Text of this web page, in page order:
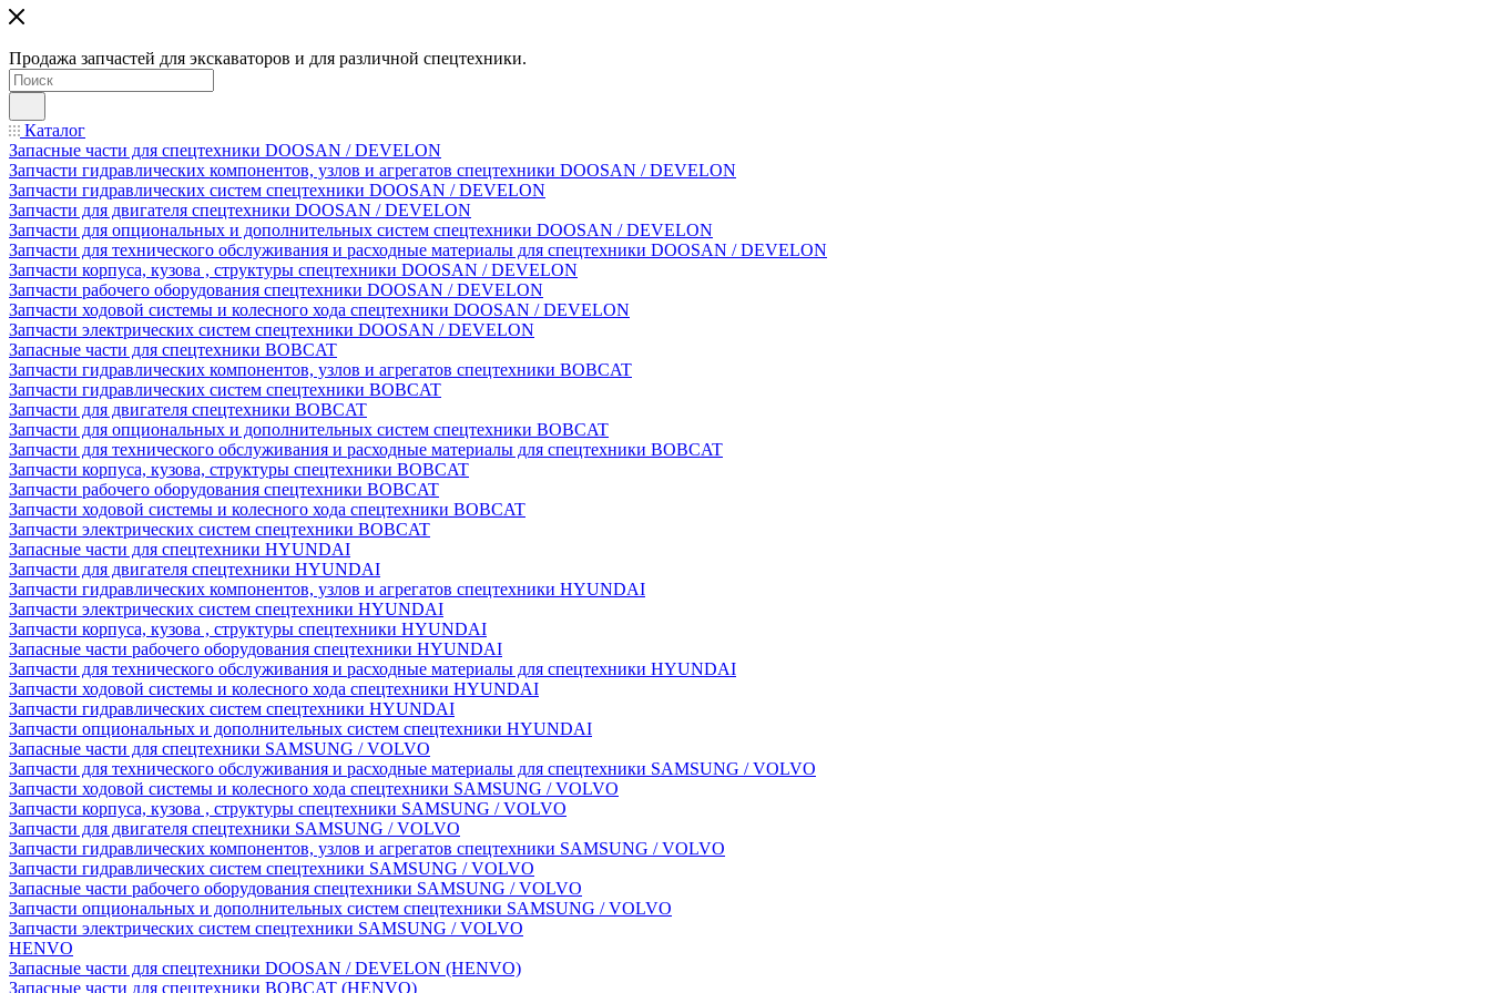
Продажа запчастей для экскаваторов и для различной спецтехники.
Каталог
Запасные части для спецтехники DOOSAN / DEVELON
Запчасти гидравлических компонентов, узлов и агрегатов спецтехники DOOSAN / DEVELON
Запчасти гидравлических систем спецтехники DOOSAN / DEVELON
Запчасти для двигателя спецтехники DOOSAN / DEVELON
Запчасти для опциональных и дополнительных систем спецтехники DOOSAN / DEVELON
Запчасти для технического обслуживания и расходные материалы для спецтехники DOOSAN / DEVELON
Запчасти корпуса, кузова , структуры спецтехники DOOSAN / DEVELON
Запчасти рабочего оборудования спецтехники DOOSAN / DEVELON
Запчасти ходовой системы и колесного хода спецтехники DOOSAN / DEVELON
Запчасти электрических систем спецтехники DOOSAN / DEVELON
Запасные части для спецтехники BOBCAT
Запчасти гидравлических компонентов, узлов и агрегатов спецтехники BOBCAT
Запчасти гидравлических систем спецтехники BOBCAT
Запчасти для двигателя спецтехники BOBCAT
Запчасти для опциональных и дополнительных систем спецтехники BOBCAT
Запчасти для технического обслуживания и расходные материалы для спецтехники BOBCAT
Запчасти корпуса, кузова, структуры спецтехники BOBCAT
Запчасти рабочего оборудования спецтехники BOBCAT
Запчасти ходовой системы и колесного хода спецтехники BOBCAT
Запчасти электрических систем спецтехники BOBCAT
Запасные части для спецтехники HYUNDAI
Запчасти для двигателя спецтехники HYUNDAI
Запчасти гидравлических компонентов, узлов и агрегатов спецтехники HYUNDAI
Запчасти электрических систем спецтехники HYUNDAI
Запчасти корпуса, кузова , структуры спецтехники HYUNDAI
Запасные части рабочего оборудования спецтехники HYUNDAI
Запчасти для технического обслуживания и расходные материалы для спецтехники HYUNDAI
Запчасти ходовой системы и колесного хода спецтехники HYUNDAI
Запчасти гидравлических систем спецтехники HYUNDAI
Запчасти опциональных и дополнительных систем спецтехники HYUNDAI
Запасные части для спецтехники SAMSUNG / VOLVO
Запчасти для технического обслуживания и расходные материалы для спецтехники SAMSUNG / VOLVO
Запчасти ходовой системы и колесного хода спецтехники SAMSUNG / VOLVO
Запчасти корпуса, кузова , структуры спецтехники SAMSUNG / VOLVO
Запчасти для двигателя спецтехники SAMSUNG / VOLVO
Запчасти гидравлических компонентов, узлов и агрегатов спецтехники SAMSUNG / VOLVO
Запчасти гидравлических систем спецтехники SAMSUNG / VOLVO
Запасные части рабочего оборудования спецтехники SAMSUNG / VOLVO
Запчасти опциональных и дополнительных систем спецтехники SAMSUNG / VOLVO
Запчасти электрических систем спецтехники SAMSUNG / VOLVO
HENVO
Запасные части для спецтехники DOOSAN / DEVELON (HENVO)
Запасные части для спецтехники BOBCAT (HENVO)